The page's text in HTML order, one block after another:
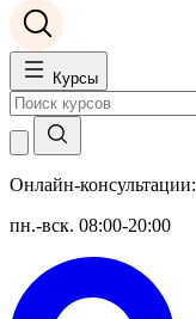
Курсы
Онлайн-консультации:
пн.-вск. 08:00-20:00